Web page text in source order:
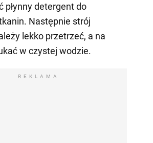
płynny detergent do
Następnie strój
lekko przetrzeć, a na
w czystej wodzie.
REKLAMA